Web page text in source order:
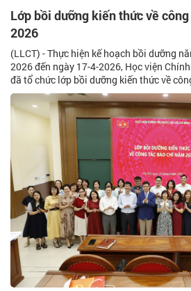
Lớp bồi dưỡng kiến thức về
2026
(LLCT) - Thực hiện kế hoạch bồi dưỡng
2026 đến ngày 17-4-2026, Học viện
đã tổ chức lớp bồi dưỡng kiến thức về